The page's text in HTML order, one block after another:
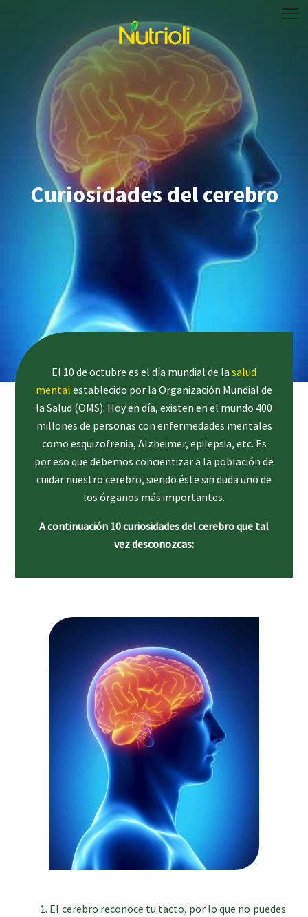
Curiosidades del cerebro
El 10 de octubre es el día mundial de la salud
mental establecido por la Organización Mundial de
la Salud (OMS). Hoy en día, existen en el mundo 400
millones de personas con enfermedades mentales
como esquizofrenia, Alzheimer, epilepsia, etc. Es
por eso que debemos concientizar a la población de
cuidar nuestro cerebro, siendo éste sin duda uno de
los órganos más importantes.
A continuación 10 curiosidades del cerebro que tal
vez desconozcas:
El cerebro reconoce tu tacto, por lo que no puedes